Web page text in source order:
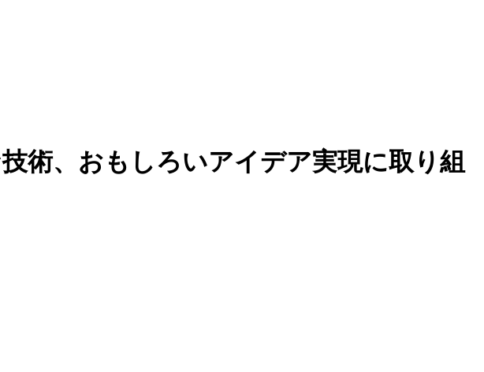
術、おもしろいアイデア実現に取り組